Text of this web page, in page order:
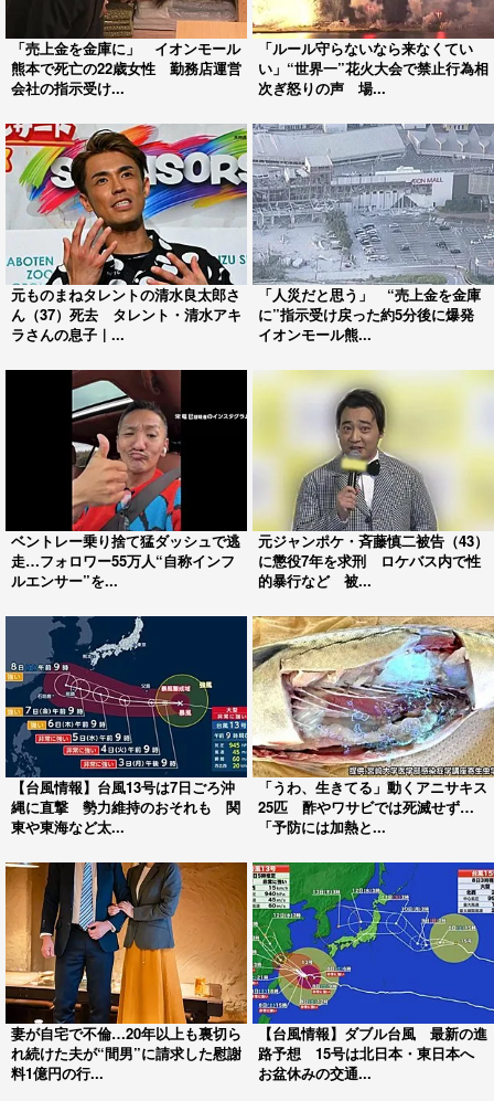
「売上金を金庫に」 イオンモール
熊本で死亡の22歳女性 勤務店運営
会社の指示受け...
「ルール守らないなら来なくてい
い」“世界一”花火大会で禁止行為相
次ぎ怒りの声 場...
元ものまねタレントの清水良太郎さ
ん（37）死去 タレント・清水アキ
ラさんの息子｜...
「人災だと思う」 “売上金を金庫
に”指示受け戻った約5分後に爆発
イオンモール熊...
ベントレー乗り捨て猛ダッシュで逃
走…フォロワー55万人“自称インフ
ルエンサー”を...
元ジャンポケ・斉藤慎二被告（43）
に懲役7年を求刑 ロケバス内で性
的暴行など 被...
【台風情報】台風13号は7日ごろ沖
縄に直撃 勢力維持のおそれも 関
東や東海など太...
「うわ、生きてる」動くアニサキス
25匹 酢やワサビでは死滅せず…
「予防には加熱と...
妻が自宅で不倫…20年以上も裏切ら
れ続けた夫が“間男”に請求した慰謝
料1億円の行...
【台風情報】ダブル台風 最新の進
路予想 15号は北日本・東日本へ
お盆休みの交通...